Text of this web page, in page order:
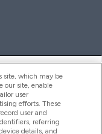
site, which may be
our site, enable
user
efforts. These
user and
referring
details, and